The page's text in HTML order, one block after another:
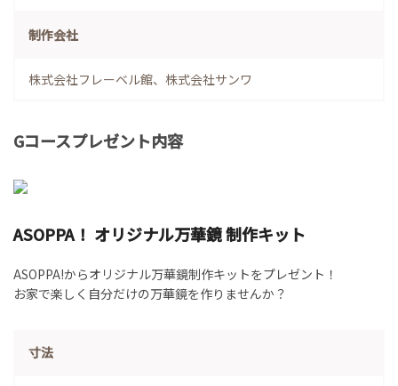
制作会社
株式会社フレーベル館、株式会社サンワ
Gコースプレゼント内容
ASOPPA！ オリジナル万華鏡 制作キット
ASOPPA!からオリジナル万華鏡制作キットをプレゼント！
お家で楽しく自分だけの万華鏡を作りませんか？
寸法